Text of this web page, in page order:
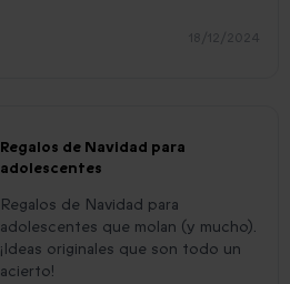
18/12/2024
Regalos de Navidad para
adolescentes
Regalos de Navidad para
adolescentes que molan (y mucho).
¡Ideas originales que son todo un
acierto!